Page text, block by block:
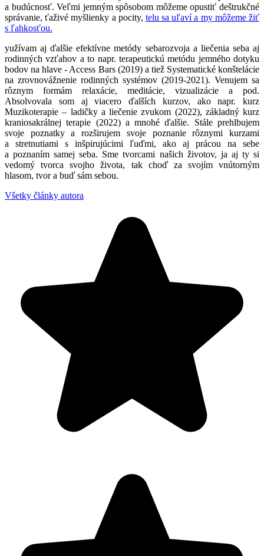
a budúcnosť. Veľmi jemným spôsobom môžeme opustiť deštrukčné
správanie, ťaživé myšlienky a pocity, telu sa uľaví a my môžeme žiť
s ľahkosťou.
yužívam aj ďalšie efektívne metódy sebarozvoja a liečenia seba aj
rodinných vzťahov a to napr. terapeutickú metódu jemného dotyku
bodov na hlave - Access Bars (2019) a tiež Systematické konštelácie
na zrovnovážnenie rodinných systémov (2019-2021). Venujem sa
rôznym formám relaxácie, meditácie, vizualizácie a pod.
Absolvovala som aj viacero ďalších kurzov, ako napr. kurz
Muzikoterapie – ladičky a liečenie zvukom (2022), základný kurz
kraniosakrálnej terapie (2022) a mnohé ďalšie. Stále prehlbujem
svoje poznatky a rozširujem svoje poznanie rôznymi kurzami
a stretnutiami s inšpirujúcimi ľuďmi, ako aj prácou na sebe
a poznaním samej seba. Sme tvorcami našich životov, ja aj ty si
vedomý tvorca svojho života, tak choď za svojím vnútorným
hlasom, tvor a buď sám sebou.
Všetky články autora